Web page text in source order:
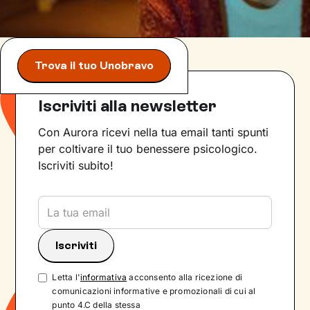
Trova il tuo Unobravo
Iscriviti alla newsletter
Con Aurora ricevi nella tua email tanti spunti
per coltivare il tuo benessere psicologico.
Iscriviti subito!
Letta l'informativa acconsento alla ricezione di
comunicazioni informative e promozionali di cui al
punto 4.C della stessa